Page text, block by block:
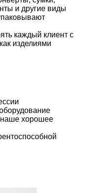
и другие виды
каждый клиент с
изделиями
наше хорошее